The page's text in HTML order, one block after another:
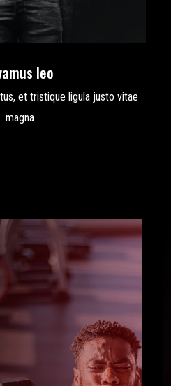
leo
et tristique ligula justo vitae
magna